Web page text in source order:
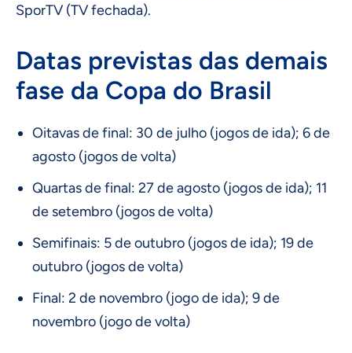
SporTV (TV fechada).
Datas previstas das demais
fase da Copa do Brasil
Oitavas de final: 30 de julho (jogos de ida); 6 de
agosto (jogos de volta)
Quartas de final: 27 de agosto (jogos de ida); 11
de setembro (jogos de volta)
Semifinais: 5 de outubro (jogos de ida); 19 de
outubro (jogos de volta)
Final: 2 de novembro (jogo de ida); 9 de
novembro (jogo de volta)